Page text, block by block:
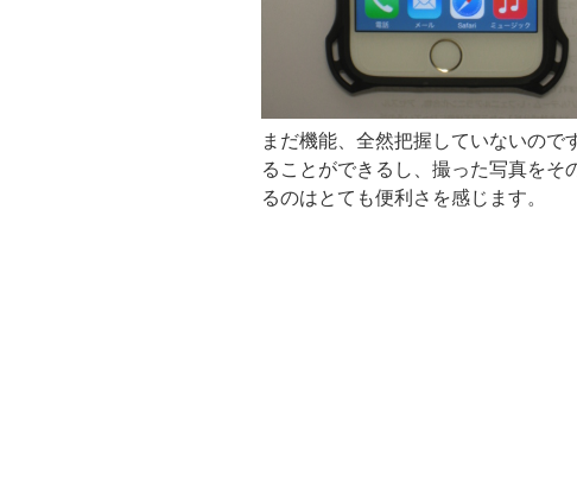
まだ機能、全然把握していないので
ることができるし、撮った写真をそ
るのはとても便利さを感じます。